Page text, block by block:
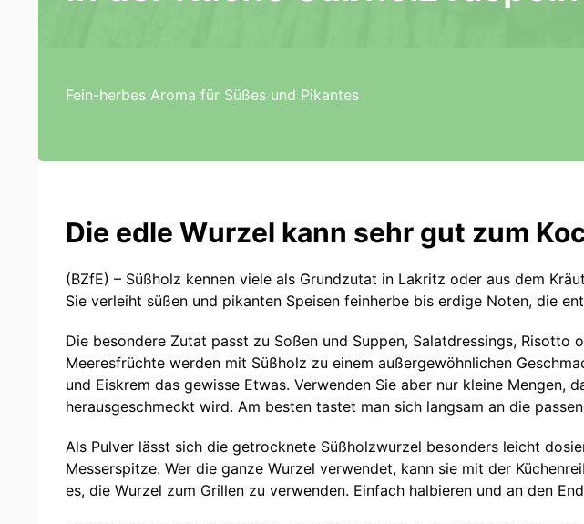
Fein-herbes Aroma für Süßes und Pikantes
Die edle Wurzel kann sehr gut zum
(BZfE) – Süßholz kennen viele als Grundzutat in Lakritz oder aus dem
Sie verleiht süßen und pikanten Speisen feinherbe bis erdige Noten, die
Die besondere Zutat passt zu Soßen und Suppen, Salatdressings, Risotto
Meeresfrüchte werden mit Süßholz zu einem außergewöhnlichen
und Eiskrem das gewisse Etwas. Verwenden Sie aber nur kleine
herausgeschmeckt wird. Am besten tastet man sich langsam an die
Als Pulver lässt sich die getrocknete Süßholzwurzel besonders leicht
Messerspitze. Wer die ganze Wurzel verwendet, kann sie mit der
es, die Wurzel zum Grillen zu verwenden. Einfach halbieren und an den